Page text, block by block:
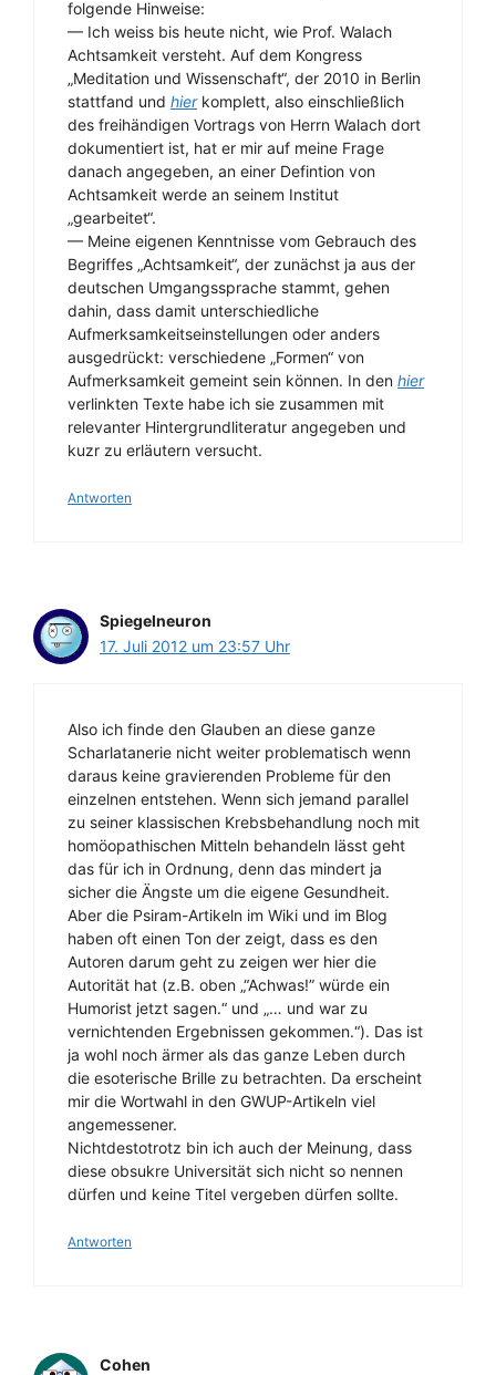
folgende Hinweise:
— Ich weiss bis heute nicht, wie Prof. Walach
Achtsamkeit versteht. Auf dem Kongress
„Meditation und Wissenschaft“, der 2010 in Berlin
stattfand und hierkomplett, also einschließlich
des freihändigen Vortrags von Herrn Walach dort
dokumentiert ist, hat er mir auf meine Frage
danach angegeben, an einer Defintion von
Achtsamkeit werde an seinem Institut
„gearbeitet“.
— Meine eigenen Kenntnisse vom Gebrauch des
Begriffes „Achtsamkeit“, der zunächst ja aus der
deutschen Umgangssprache stammt, gehen
dahin, dass damit unterschiedliche
Aufmerksamkeitseinstellungen oder anders
ausgedrückt: verschiedene „Formen“ von
Aufmerksamkeit gemeint sein können. In den hier
verlinkten Texte habe ich sie zusammen mit
relevanter Hintergrundliteratur angegeben und
kuzr zu erläutern versucht.
Antworten
Spiegelneuron
17. Juli 2012 um 23:57 Uhr
Also ich finde den Glauben an diese ganze
Scharlatanerie nicht weiter problematisch wenn
daraus keine gravierenden Probleme für den
einzelnen entstehen. Wenn sich jemand parallel
zu seiner klassischen Krebsbehandlung noch mit
homöopathischen Mitteln behandeln lässt geht
das für ich in Ordnung, denn das mindert ja
sicher die Ängste um die eigene Gesundheit.
Aber die Psiram-Artikeln im Wiki und im Blog
haben oft einen Ton der zeigt, dass es den
Autoren darum geht zu zeigen wer hier die
Autorität hat (z.B. oben „“Achwas!” würde ein
Humorist jetzt sagen.“ und „… und war zu
vernichtenden Ergebnissen gekommen.“). Das ist
ja wohl noch ärmer als das ganze Leben durch
die esoterische Brille zu betrachten. Da erscheint
mir die Wortwahl in den GWUP-Artikeln viel
angemessener.
Nichtdestotrotz bin ich auch der Meinung, dass
diese obsukre Universität sich nicht so nennen
dürfen und keine Titel vergeben dürfen sollte.
Antworten
Cohen